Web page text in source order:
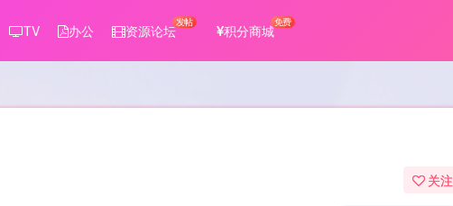
TV 办公 资源论坛
发帖
积分商城
免费
关注